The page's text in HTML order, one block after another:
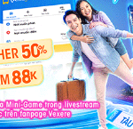
- Khánh Hòa từ
Hòa Cam Lâm